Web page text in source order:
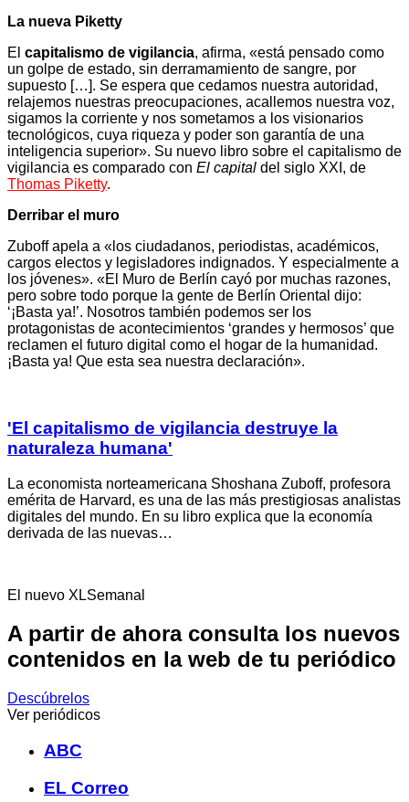
La nueva Piketty
El capitalismo de vigilancia, afirma, «está pensado como
un golpe de estado, sin derramamiento de sangre, por
supuesto […]. Se espera que cedamos nuestra autoridad,
relajemos nuestras preocupaciones, acallemos nuestra voz,
sigamos la corriente y nos sometamos a los visionarios
tecnológicos, cuya riqueza y poder son garantía de una
inteligencia superior». Su nuevo libro sobre el capitalismo de
vigilancia es comparado con El capital del siglo XXI, de
Thomas Piketty.
Derribar el muro
Zuboff apela a «los ciudadanos, periodistas, académicos,
cargos electos y legisladores indignados. Y especialmente a
los jóvenes». «El Muro de Berlín cayó por muchas razones,
pero sobre todo porque la gente de Berlín Oriental dijo:
‘¡Basta ya!’. Nosotros también podemos ser los
protagonistas de acontecimientos ‘grandes y hermosos’ que
reclamen el futuro digital como el hogar de la humanidad.
¡Basta ya! Que esta sea nuestra declaración».
'El capitalismo de vigilancia destruye la
naturaleza humana'
La economista norteamericana Shoshana Zuboff, profesora
emérita de Harvard, es una de las más prestigiosas analistas
digitales del mundo. En su libro explica que la economía
derivada de las nuevas…
El nuevo XLSemanal
A partir de ahora consulta los nuevos
contenidos en la web de tu periódico
Descúbrelos
Ver periódicos
ABC
EL Correo